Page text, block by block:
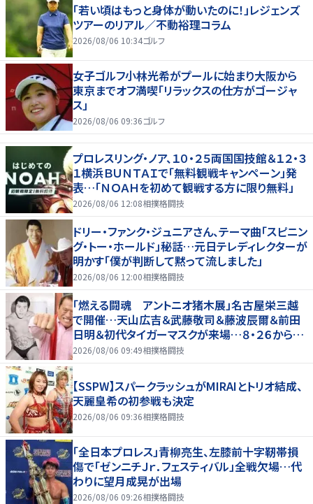
「若い頃はもっと身体が動いたのに！」レジェンズ
ツアーのリアル／不動裕理コラム
2026/08/06 10:34ゴルフ
女子ゴルフ小林光希がプールに始まり大阪から
東京までオフ満喫「リラックスの仕方がゴージャ
ス」
2026/08/06 09:36ゴルフ
プロレスリング・ノア、１０・２５両国国技館＆１２・３
１横浜ＢＵＮＴＡＩで「無料観戦キャンペーン」発
表…「ＮＯＡＨを初めて観戦する方に限り無料」
2026/08/06 12:08相撲格闘技
ドリー・ファンク・ジュニアさん、テーマ曲「スピニン
グ・トー・ホールド」秘話…元日テレディレクターが
明かす「僕が判断して黙って流しました」
2026/08/06 12:00相撲格闘技
「燃える闘魂 アントニオ猪木展」名古屋栄三越
で開催…天山広吉＆武藤敬司＆藤波辰爾＆前田
日明＆初代タイガーマスクが来場…８・２６から９・
７まで
2026/08/06 09:49相撲格闘技
【SSPW】スパークラッシュがMIRAIとトリオ結成、
天麗皇希の初参戦も決定
2026/08/06 09:36相撲格闘技
「全日本プロレス」青柳亮生、左膝前十字靭帯損
傷で「ゼンニチＪｒ．フェスティバル」全戦欠場…代
わりに望月成晃が出場
2026/08/06 09:26相撲格闘技